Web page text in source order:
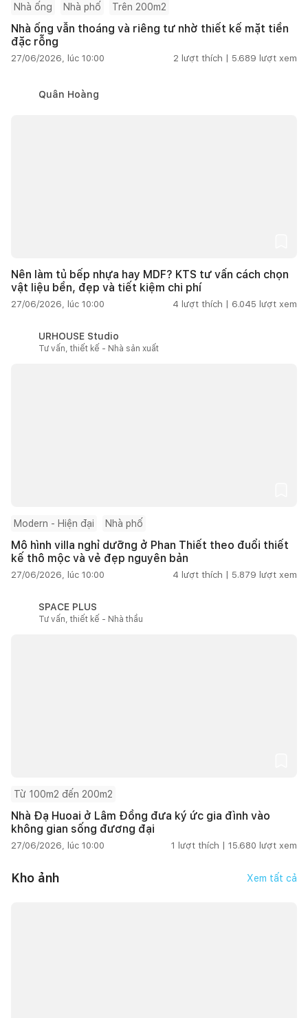
Nhà ống Nhà phố Trên 200m2
Nhà ống vẫn thoáng và riêng tư nhờ thiết kế mặt tiền
đặc rỗng
27/06/2026, lúc 10:00 2 lượt thích | 5.689 lượt xem
Quân Hoàng
Nên làm tủ bếp nhựa hay MDF? KTS tư vấn cách chọn
vật liệu bền, đẹp và tiết kiệm chi phí
27/06/2026, lúc 10:00 4 lượt thích | 6.045 lượt xem
URHOUSE Studio
Tư vấn, thiết kế - Nhà sản xuất
Modern - Hiện đại Nhà phố
Mô hình villa nghỉ dưỡng ở Phan Thiết theo đuổi thiết
kế thô mộc và vẻ đẹp nguyên bản
27/06/2026, lúc 10:00 4 lượt thích | 5.879 lượt xem
SPACE PLUS
Tư vấn, thiết kế - Nhà thầu
Từ 100m2 đến 200m2
Nhà Đạ Huoai ở Lâm Đồng đưa ký ức gia đình vào
không gian sống đương đại
27/06/2026, lúc 10:00 1 lượt thích | 15.680 lượt xem
Kho ảnh Xem tất cả